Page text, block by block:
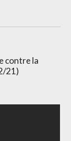
contre la
21)